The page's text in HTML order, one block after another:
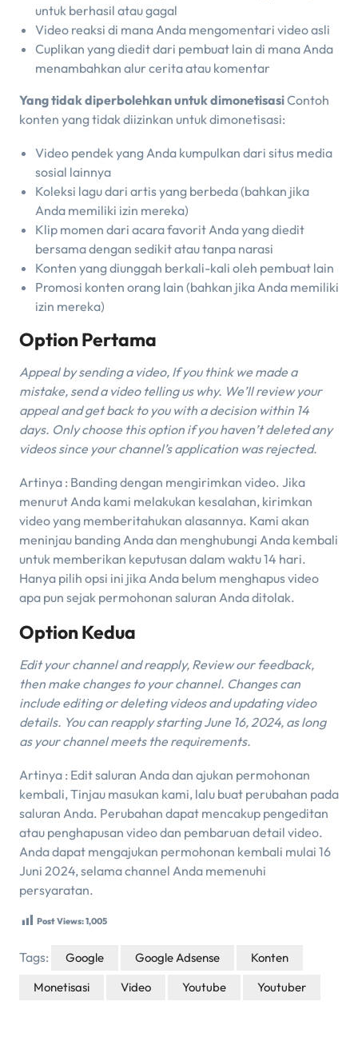
untuk berhasil atau gagal
Video reaksi di mana Anda mengomentari video asli
Cuplikan yang diedit dari pembuat lain di mana Anda
menambahkan alur cerita atau komentar
Yang tidak diperbolehkan untuk dimonetisasiContoh
konten yang tidak diizinkan untuk dimonetisasi:
Video pendek yang Anda kumpulkan dari situs media
sosial lainnya
Koleksi lagu dari artis yang berbeda (bahkan jika
Anda memiliki izin mereka)
Klip momen dari acara favorit Anda yang diedit
bersama dengan sedikit atau tanpa narasi
Konten yang diunggah berkali-kali oleh pembuat lain
Promosi konten orang lain (bahkan jika Anda memiliki
izin mereka)
Option Pertama
Appeal by sending a video, If you think we made a
mistake, send a video telling us why. We’ll review your
appeal and get back to you with a decision within 14
days. Only choose this option if you haven’t deleted any
videos since your channel’s application was rejected.
Artinya : Banding dengan mengirimkan video. Jika
menurut Anda kami melakukan kesalahan, kirimkan
video yang memberitahukan alasannya. Kami akan
meninjau banding Anda dan menghubungi Anda kembali
untuk memberikan keputusan dalam waktu 14 hari.
Hanya pilih opsi ini jika Anda belum menghapus video
apa pun sejak permohonan saluran Anda ditolak.
Option Kedua
Edit your channel and reapply, Review our feedback,
then make changes to your channel. Changes can
include editing or deleting videos and updating video
details. You can reapply starting June 16, 2024, as long
as your channel meets the requirements.
Artinya : Edit saluran Anda dan ajukan permohonan
kembali, Tinjau masukan kami, lalu buat perubahan pada
saluran Anda. Perubahan dapat mencakup pengeditan
atau penghapusan video dan pembaruan detail video.
Anda dapat mengajukan permohonan kembali mulai 16
Juni 2024, selama channel Anda memenuhi
persyaratan.
Post Views:1,005
Tags: Google Google Adsense
Konten
Monetisasi
Video Youtube Youtuber